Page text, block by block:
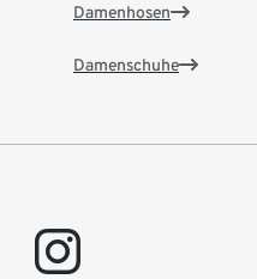
Damenhosen
Damenschuhe
instagram